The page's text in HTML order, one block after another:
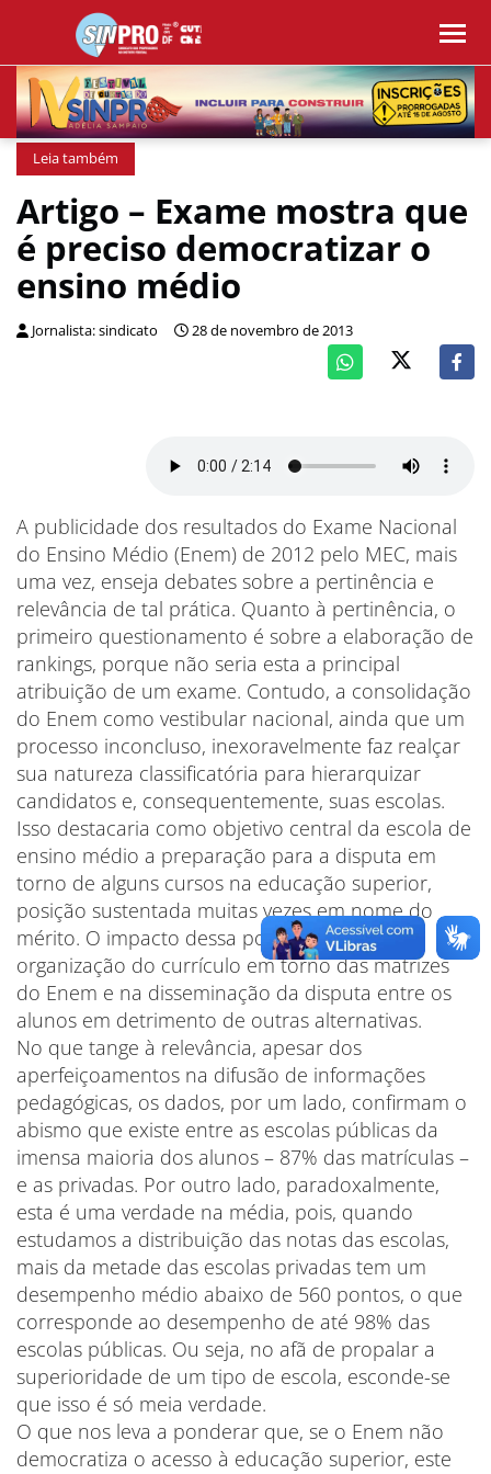
Leia também
Artigo – Exame mostra que
é preciso democratizar o
ensino médio
Jornalista: sindicato 28 de novembro de 2013
A publicidade dos resultados do Exame Nacional
do Ensino Médio (Enem) de 2012 pelo MEC, mais
uma vez, enseja debates sobre a pertinência e
relevância de tal prática. Quanto à pertinência, o
primeiro questionamento é sobre a elaboração de
rankings, porque não seria esta a principal
atribuição de um exame. Contudo, a consolidação
do Enem como vestibular nacional, ainda que um
processo inconcluso, inexoravelmente faz realçar
sua natureza classificatória para hierarquizar
candidatos e, consequentemente, suas escolas.
Isso destacaria como objetivo central da escola de
ensino médio a preparação para a disputa em
torno de alguns cursos na educação superior,
posição sustentada muitas vezes em nome do
mérito. O impacto dessa posição estaria na
organização do currículo em torno das matrizes
do Enem e na disseminação da disputa entre os
alunos em detrimento de outras alternativas.
No que tange à relevância, apesar dos
aperfeiçoamentos na difusão de informações
pedagógicas, os dados, por um lado, confirmam o
abismo que existe entre as escolas públicas da
imensa maioria dos alunos – 87% das matrículas –
e as privadas. Por outro lado, paradoxalmente,
esta é uma verdade na média, pois, quando
estudamos a distribuição das notas das escolas,
mais da metade das escolas privadas tem um
desempenho médio abaixo de 560 pontos, o que
corresponde ao desempenho de até 98% das
escolas públicas. Ou seja, no afã de propalar a
superioridade de um tipo de escola, esconde-se
que isso é só meia verdade.
O que nos leva a ponderar que, se o Enem não
democratiza o acesso à educação superior, este